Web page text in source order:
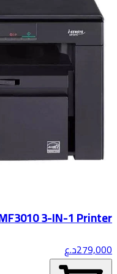
3-IN-1 Printer
279,000د.ع